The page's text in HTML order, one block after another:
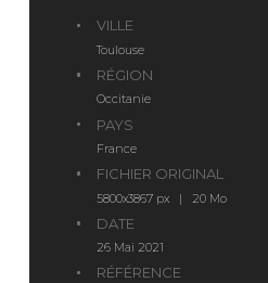
VILLE
Toulouse
RÉGION
Occitanie
PAYS
France
FICHIER ORIGINAL
5800x3867 px | 20 Mo
DATE
26 Mai 2021
RÉFÉRENCE